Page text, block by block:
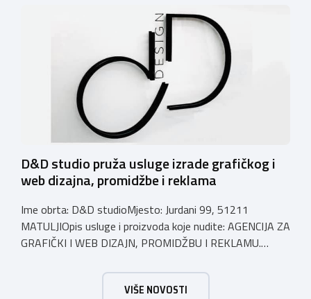
vremena posvetiti vođenju svojih profila. Ukoliko ne želite
zapošljavati još jednu osobu, mogu vam pomoći i preuzeti
taj dio oko strategije i vođenja vaših društvenih mreža […]
D&D studio pruža usluge izrade grafičkog i
web dizajna, promidžbe i reklama
Ime obrta: D&D studioMjesto: Jurdani 99, 51211
MATULJIOpis usluge i proizvoda koje nudite: AGENCIJA ZA
GRAFIČKI I WEB DIZAJN, PROMIDŽBU I REKLAMU.
telefona: 051279273
VIŠE NOVOSTI